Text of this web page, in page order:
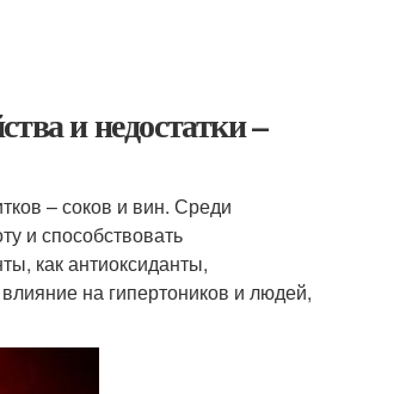
и недостатки –
– соков и вин. Среди
и способствовать
как антиоксиданты,
на гипертоников и людей,